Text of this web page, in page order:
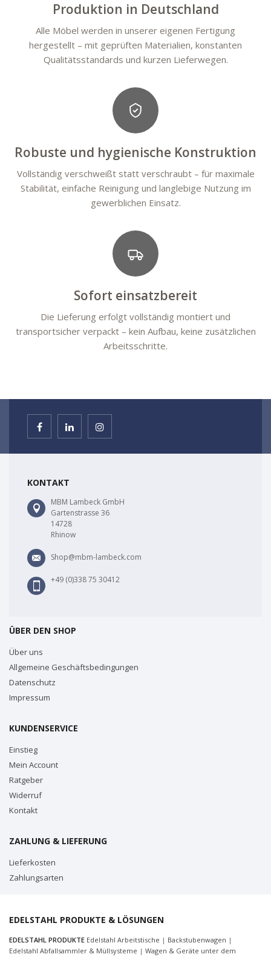
Produktion in Deutschland
Alle Möbel werden in unserer eigenen Fertigung
hergestellt – mit geprüften Materialien, konstanten
Qualitätsstandards und kurzen Lieferwegen.
Robuste und hygienische Konstruktion
Vollständig verschweißt statt verschraubt – für maximale
Stabilität, einfache Reinigung und langlebige Nutzung im
gewerblichen Einsatz.
Sofort einsatzbereit
Die Lieferung erfolgt vollständig montiert und
transportsicher verpackt – kein Aufbau, keine zusätzlichen
Arbeitsschritte.
KONTAKT
MBM Lambeck GmbH
Gartenstrasse 36
14728
Rhinow
Shop@mbm-lambeck.com
+49 (0)338 75 30412
ÜBER DEN SHOP
Über uns
Allgemeine Geschäftsbedingungen
Datenschutz
Impressum
KUNDENSERVICE
Einstieg
Mein Account
Ratgeber
Widerruf
Kontakt
ZAHLUNG & LIEFERUNG
Lieferkosten
Zahlungsarten
EDELSTAHL PRODUKTE & LÖSUNGEN
EDELSTAHL PRODUKTE Edelstahl Arbeitstische | Backstubenwagen |
Edelstahl Abfallsammler & Müllsysteme | Wagen & Geräte unter dem